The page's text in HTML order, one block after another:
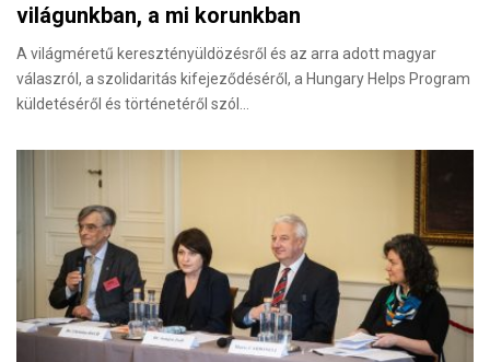
világunkban, a mi korunkban
A világméretű keresztényüldözésről és az arra adott magyar
válaszról, a szolidaritás kifejeződéséről, a Hungary Helps Program
küldetéséről és történetéről szól…